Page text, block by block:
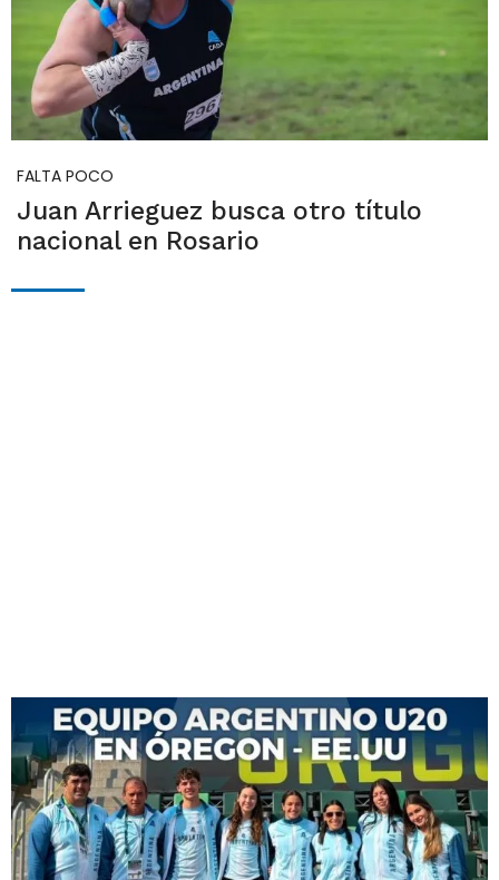
FALTA POCO
Juan Arrieguez busca otro título
nacional en Rosario